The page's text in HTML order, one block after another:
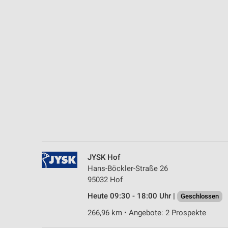
JYSK Hof
Hans-Böckler-Straße 26
95032 Hof
Heute 09:30 - 18:00 Uhr |
Geschlossen
266,96 km • Angebote: 2 Prospekte
Notwendig